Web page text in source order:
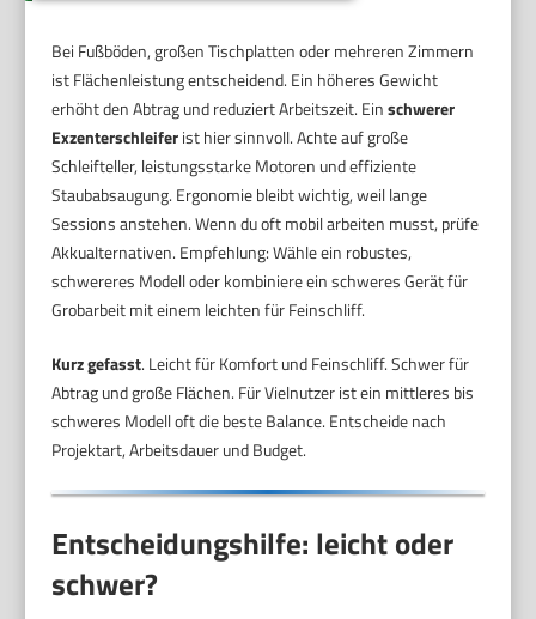
Bei Fußböden, großen Tischplatten oder mehreren Zimmern
ist Flächenleistung entscheidend. Ein höheres Gewicht
erhöht den Abtrag und reduziert Arbeitszeit. Einschwerer
Exzenterschleiferist hier sinnvoll. Achte auf große
Schleifteller, leistungsstarke Motoren und effiziente
Staubabsaugung. Ergonomie bleibt wichtig, weil lange
Sessions anstehen. Wenn du oft mobil arbeiten musst, prüfe
Akkualternativen. Empfehlung: Wähle ein robustes,
schwereres Modell oder kombiniere ein schweres Gerät für
Grobarbeit mit einem leichten für Feinschliff.
Kurz gefasst. Leicht für Komfort und Feinschliff. Schwer für
Abtrag und große Flächen. Für Vielnutzer ist ein mittleres bis
schweres Modell oft die beste Balance. Entscheide nach
Projektart, Arbeitsdauer und Budget.
Entscheidungshilfe: leicht oder
schwer?